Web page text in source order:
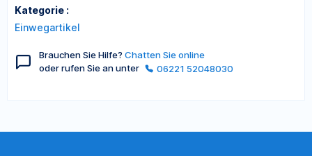
Kategorie :
Einwegartikel
Brauchen Sie Hilfe? Chatten Sie online
oder rufen Sie an unter
06221 52048030